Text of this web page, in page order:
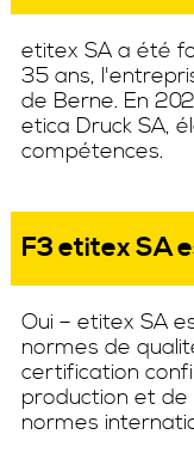
etitex SA a été
35 ans,
de Berne. En
etica Druck SA,
compétences.
F3 etitex SA
Oui – etitex SA
normes de
certification
production et
normes